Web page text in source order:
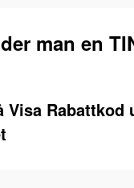
man en
Visa Rabattkod